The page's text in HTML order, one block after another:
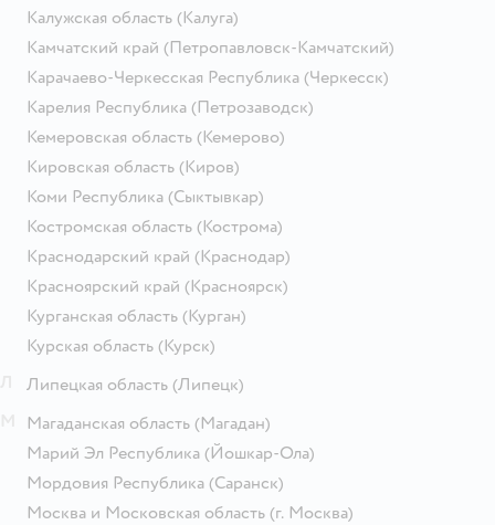
Калужская область (Калуга)
Камчатский край (Петропавловск-Камчатский)
Карачаево-Черкесская Республика (Черкесск)
Карелия Республика (Петрозаводск)
Кемеровская область (Кемерово)
Кировская область (Киров)
Коми Республика (Сыктывкар)
Костромская область (Кострома)
Краснодарский край (Краснодар)
Красноярский край (Красноярск)
Курганская область (Курган)
Курская область (Курск)
Липецкая область (Липецк)
Магаданская область (Магадан)
Марий Эл Республика (Йошкар-Ола)
Мордовия Республика (Саранск)
Москва и Московская область (г. Москва)